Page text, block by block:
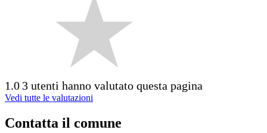
1.0 3 utenti hanno valutato questa pagina
Vedi tutte le valutazioni
Contatta il comune